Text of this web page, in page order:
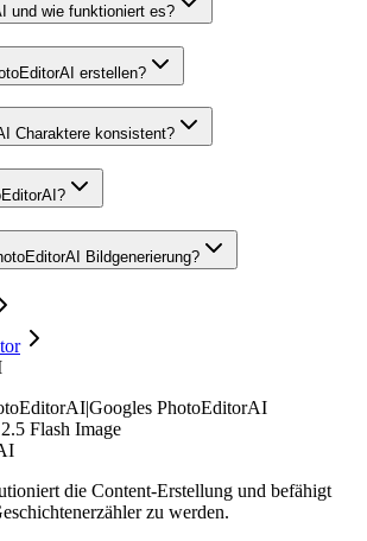
und wie funktioniert es?
erstellen?
Charaktere konsistent?
Bildgenerierung?
Googles PhotoEditorAI
Flash Image
die Content-Erstellung und befähigt
zu werden.